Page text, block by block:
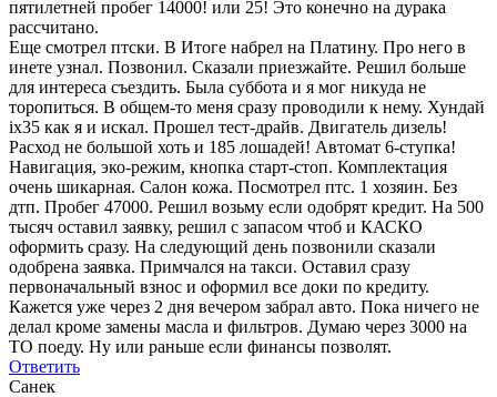
пятилетней пробег 14000! или 25! Это конечно на дурака
рассчитано.
Еще смотрел птски. В Итоге набрел на Платину. Про него в
инете узнал. Позвонил. Сказали приезжайте. Решил больше
для интереса съездить. Была суббота и я мог никуда не
торопиться. В общем-то меня сразу проводили к нему. Хундай
ix35 как я и искал. Прошел тест-драйв. Двигатель дизель!
Расход не большой хоть и 185 лошадей! Автомат 6-ступка!
Навигация, эко-режим, кнопка старт-стоп. Комплектация
очень шикарная. Салон кожа. Посмотрел птс. 1 хозяин. Без
дтп. Пробег 47000. Решил возьму если одобрят кредит. На 500
тысяч оставил заявку, решил с запасом чтоб и КАСКО
оформить сразу. На следующий день позвонили сказали
одобрена заявка. Примчался на такси. Оставил сразу
первоначальный взнос и оформил все доки по кредиту.
Кажется уже через 2 дня вечером забрал авто. Пока ничего не
делал кроме замены масла и фильтров. Думаю через 3000 на
ТО поеду. Ну или раньше если финансы позволят.
Ответить
Санек